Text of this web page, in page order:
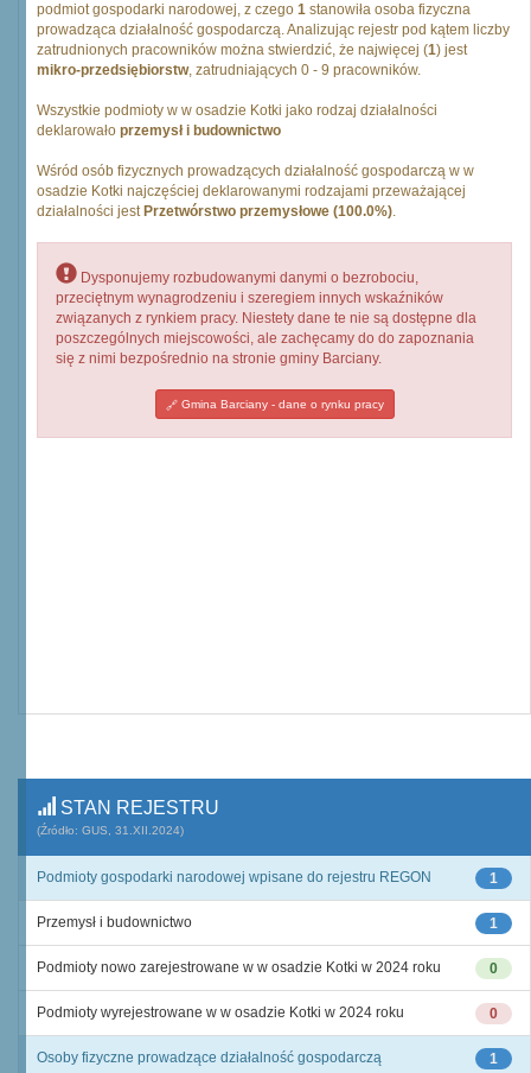
podmiot gospodarki narodowej, z czego 1 stanowiła osoba fizyczna
prowadząca działalność gospodarczą. Analizując rejestr pod kątem liczby
zatrudnionych pracowników można stwierdzić, że najwięcej (1) jest
mikro-przedsiębiorstw, zatrudniających 0 - 9 pracowników.
Wszystkie podmioty w w osadzie Kotki jako rodzaj działalności
deklarowało przemysł i budownictwo
Wśród osób fizycznych prowadzących działalność gospodarczą w w
osadzie Kotki najczęściej deklarowanymi rodzajami przeważającej
działalności jest Przetwórstwo przemysłowe (100.0%).
Dysponujemy rozbudowanymi danymi o bezrobociu,
przeciętnym wynagrodzeniu i szeregiem innych wskaźników
związanych z rynkiem pracy. Niestety dane te nie są dostępne dla
poszczególnych miejscowości, ale zachęcamy do do zapoznania
się z nimi bezpośrednio na stronie gminy Barciany.
Gmina Barciany - dane o rynku pracy
STAN REJESTRU
(Źródło: GUS, 31.XII.2024)
1
Podmioty gospodarki narodowej wpisane do rejestru REGON
1
Przemysł i budownictwo
0
Podmioty nowo zarejestrowane w w osadzie Kotki w 2024 roku
0
Podmioty wyrejestrowane w w osadzie Kotki w 2024 roku
1
Osoby fizyczne prowadzące działalność gospodarczą